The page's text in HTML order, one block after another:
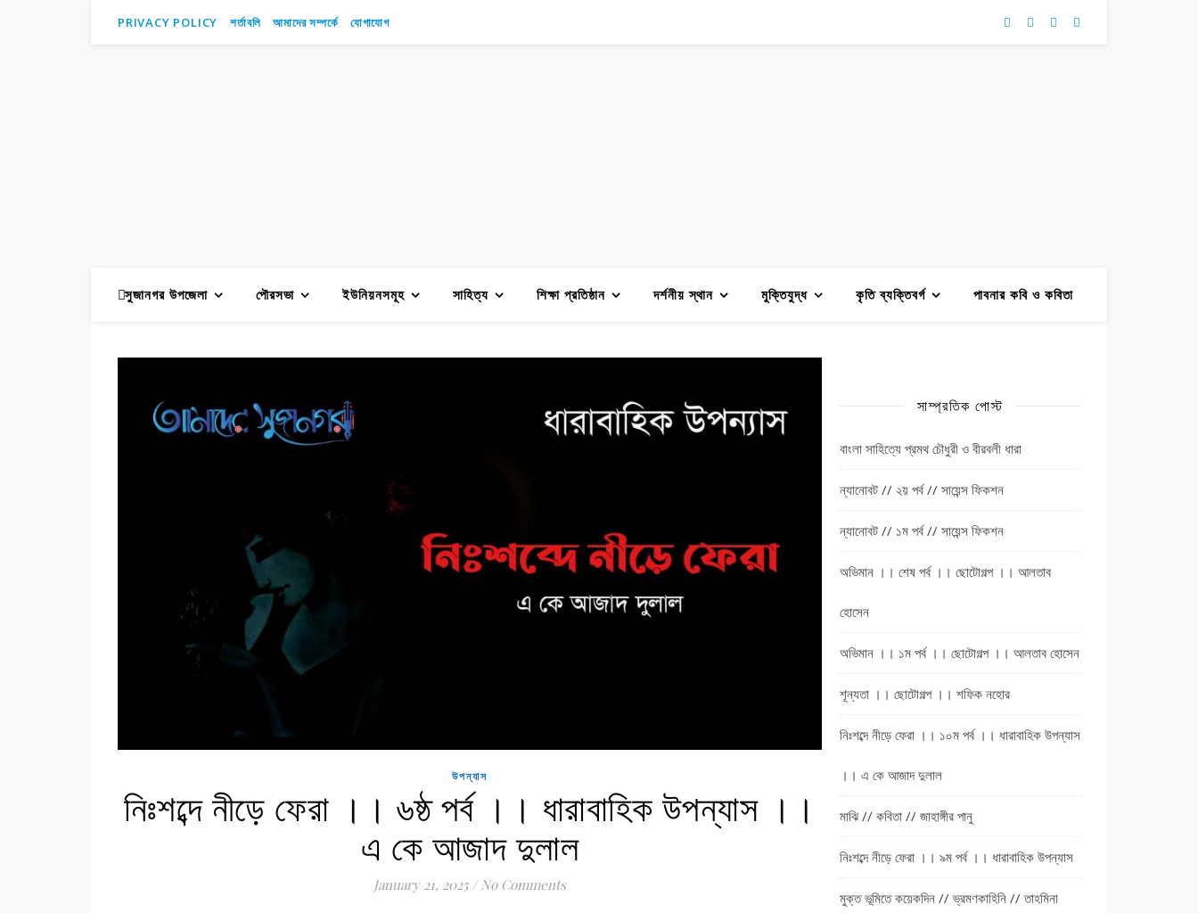
PRIVACY POLICY শর্তাবলি আমাদের সম্পর্কে যোগাযোগ
সুজানগর উপজেলা পৌরসভা ইউনিয়নসমূহ সাহিত্য শিক্ষা প্রতিষ্ঠান দর্শনীয় স্থান মুক্তিযুদ্ধ কৃতি ব্যক্তিবর্গ পাবনার কবি ও কবিতা
উপন্যাস
নিঃশব্দে নীড়ে ফেরা ।। ৬ষ্ঠ পর্ব ।। ধারাবাহিক উপন্যাস ।।
এ কে আজাদ দুলাল
January 21, 2025 / No Comments
সাম্প্রতিক পোস্ট
বাংলা সাহিত্যে প্রমথ চৌধুরী ও বীরবলী ধারা
ন্যানোবট // ২য় পর্ব // সায়েন্স ফিকশন
ন্যানোবট // ১ম পর্ব // সায়েন্স ফিকশন
অভিমান ।। শেষ পর্ব ।। ছোটোগল্প ।। আলতাব
হোসেন
অভিমান ।। ১ম পর্ব ।। ছোটোগল্প ।। আলতাব হোসেন
শূন্যতা ।। ছোটোগল্প ।। শফিক নহোর
নিঃশব্দে নীড়ে ফেরা ।। ১০ম পর্ব ।। ধারাবাহিক উপন্যাস
।। এ কে আজাদ দুলাল
মাঝি // কবিতা // জাহাঙ্গীর পানু
নিঃশব্দে নীড়ে ফেরা ।। ৯ম পর্ব ।। ধারাবাহিক উপন্যাস
মুক্ত ভূমিতে কয়েকদিন // ভ্রমণকাহিনি // তাহমিনা